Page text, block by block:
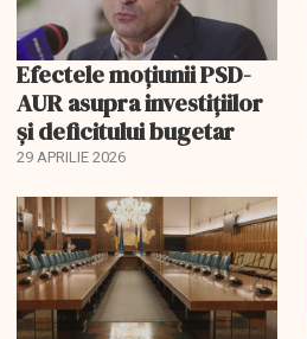
Efectele moțiunii PSD-
AUR asupra investițiilor
și deficitului bugetar
29 APRILIE 2026